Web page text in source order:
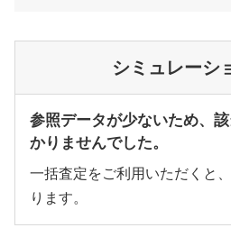
シミュレーシ
参照データが少ないため、
かりませんでした。
一括査定をご利用いただくと
ります。